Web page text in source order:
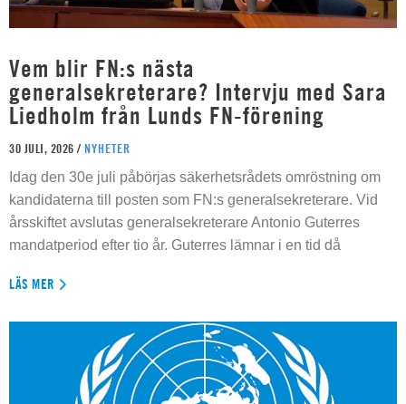
Vem blir FN:s nästa
generalsekreterare? Intervju med Sara
Liedholm från Lunds FN-förening
30 JULI, 2026 / NYHETER
Idag den 30e juli påbörjas säkerhetsrådets omröstning om
kandidaterna till posten som FN:s generalsekreterare. Vid
årsskiftet avslutas generalsekreterare Antonio Guterres
mandatperiod efter tio år. Guterres lämnar i en tid då
LÄS MER